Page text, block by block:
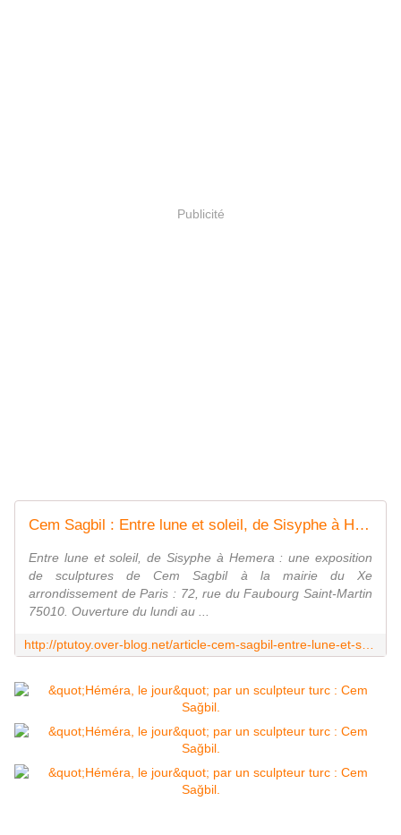
Publicité
Cem Sagbil : Entre lune et soleil, de Sisyphe à Hemera
Entre lune et soleil, de Sisyphe à Hemera : une exposition
de sculptures de Cem Sagbil à la mairie du Xe
arrondissement de Paris : 72, rue du Faubourg Saint-Martin
75010. Ouverture du lundi au ...